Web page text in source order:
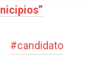
#candidato